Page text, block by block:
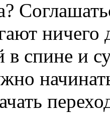
в спине и